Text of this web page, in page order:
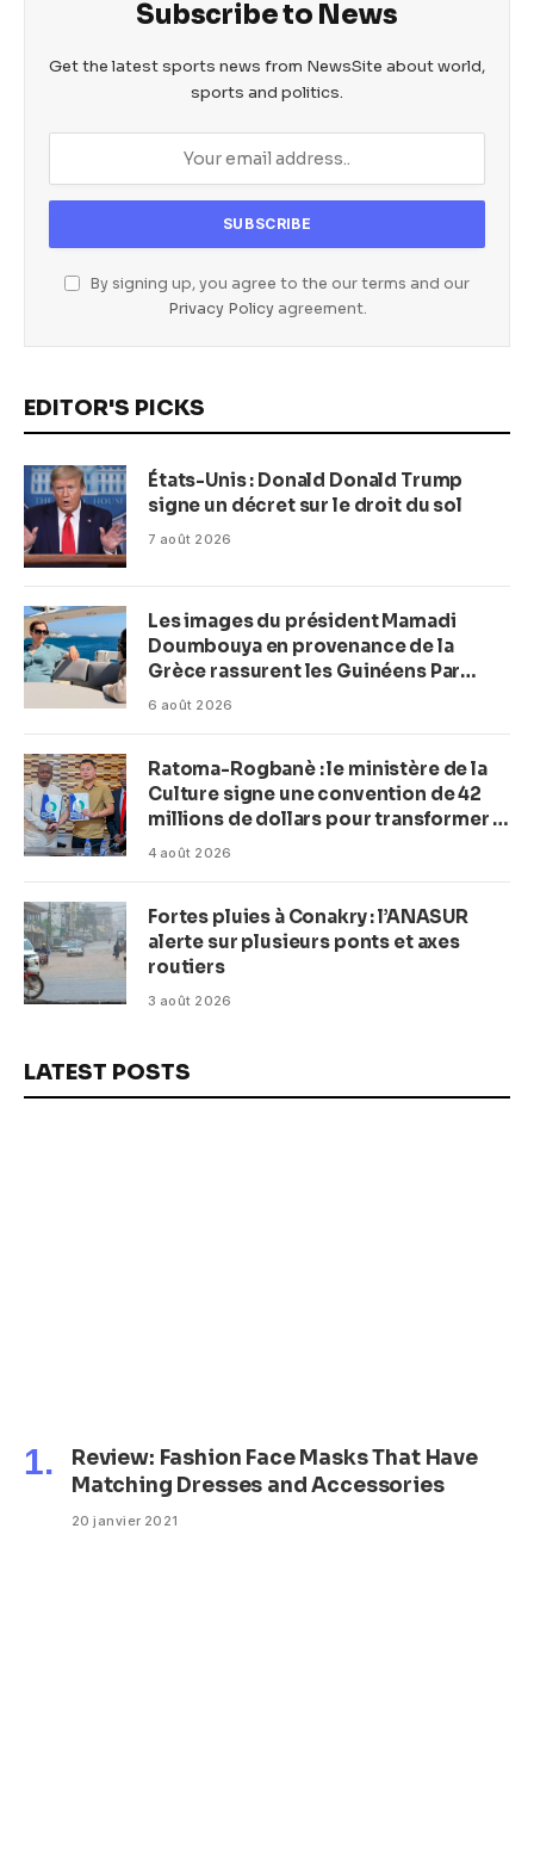
Subscribe to News
Get the latest sports news from NewsSite about world,
sports and politics.
By signing up, you agree to the our terms and our
Privacy Policyagreement.
EDITOR'S PICKS
États-Unis : Donald Donald Trump
signe un décret sur le droit du sol
7 août 2026
Les images du président Mamadi
Doumbouya en provenance de la
Grèce rassurent les Guinéens Par
(Macka Baldé)
6 août 2026
Ratoma-Rogbanè : le ministère de la
Culture signe une convention de 42
millions de dollars pour transformer la
plage en complexe balnéaire
4 août 2026
Fortes pluies à Conakry : l’ANASUR
alerte sur plusieurs ponts et axes
routiers
3 août 2026
LATEST POSTS
Review: Fashion Face Masks That Have
Matching Dresses and Accessories
20 janvier 2021